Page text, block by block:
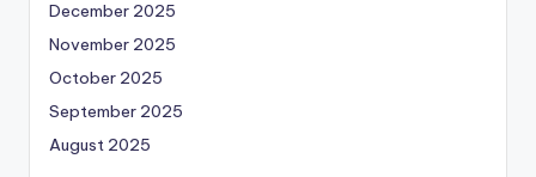
December 2025
November 2025
October 2025
September 2025
August 2025